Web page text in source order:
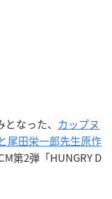
なった、 カップヌ
尾田栄一郎先生原作
第2弾「HUNGRY D